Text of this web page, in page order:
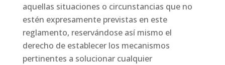
aquellas situaciones o circunstancias que no
estén expresamente previstas en este
reglamento, reservándose así mismo el
derecho de establecer los mecanismos
pertinentes a solucionar cualquier